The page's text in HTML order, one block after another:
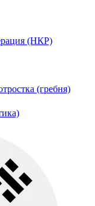
(НКР)
(гребня)